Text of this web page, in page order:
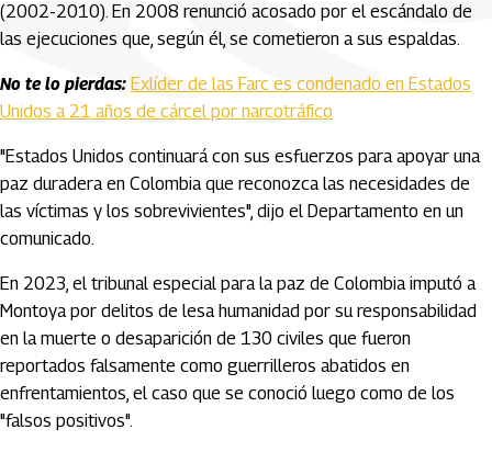
(2002-2010). En 2008 renunció acosado por el escándalo de
las ejecuciones que, según él, se cometieron a sus espaldas.
No te lo pierdas: Exlíder de las Farc es condenado en Estados
Unidos a 21 años de cárcel por narcotráfico
"Estados Unidos continuará con sus esfuerzos para apoyar una
paz duradera en Colombia que reconozca las necesidades de
las víctimas y los sobrevivientes", dijo el Departamento en un
comunicado.
En 2023, el tribunal especial para la paz de Colombia imputó a
Montoya por delitos de lesa humanidad por su responsabilidad
en la muerte o desaparición de 130 civiles que fueron
reportados falsamente como guerrilleros abatidos en
enfrentamientos, el caso que se conoció luego como de los
"falsos positivos".